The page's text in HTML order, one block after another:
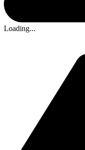
Loading...